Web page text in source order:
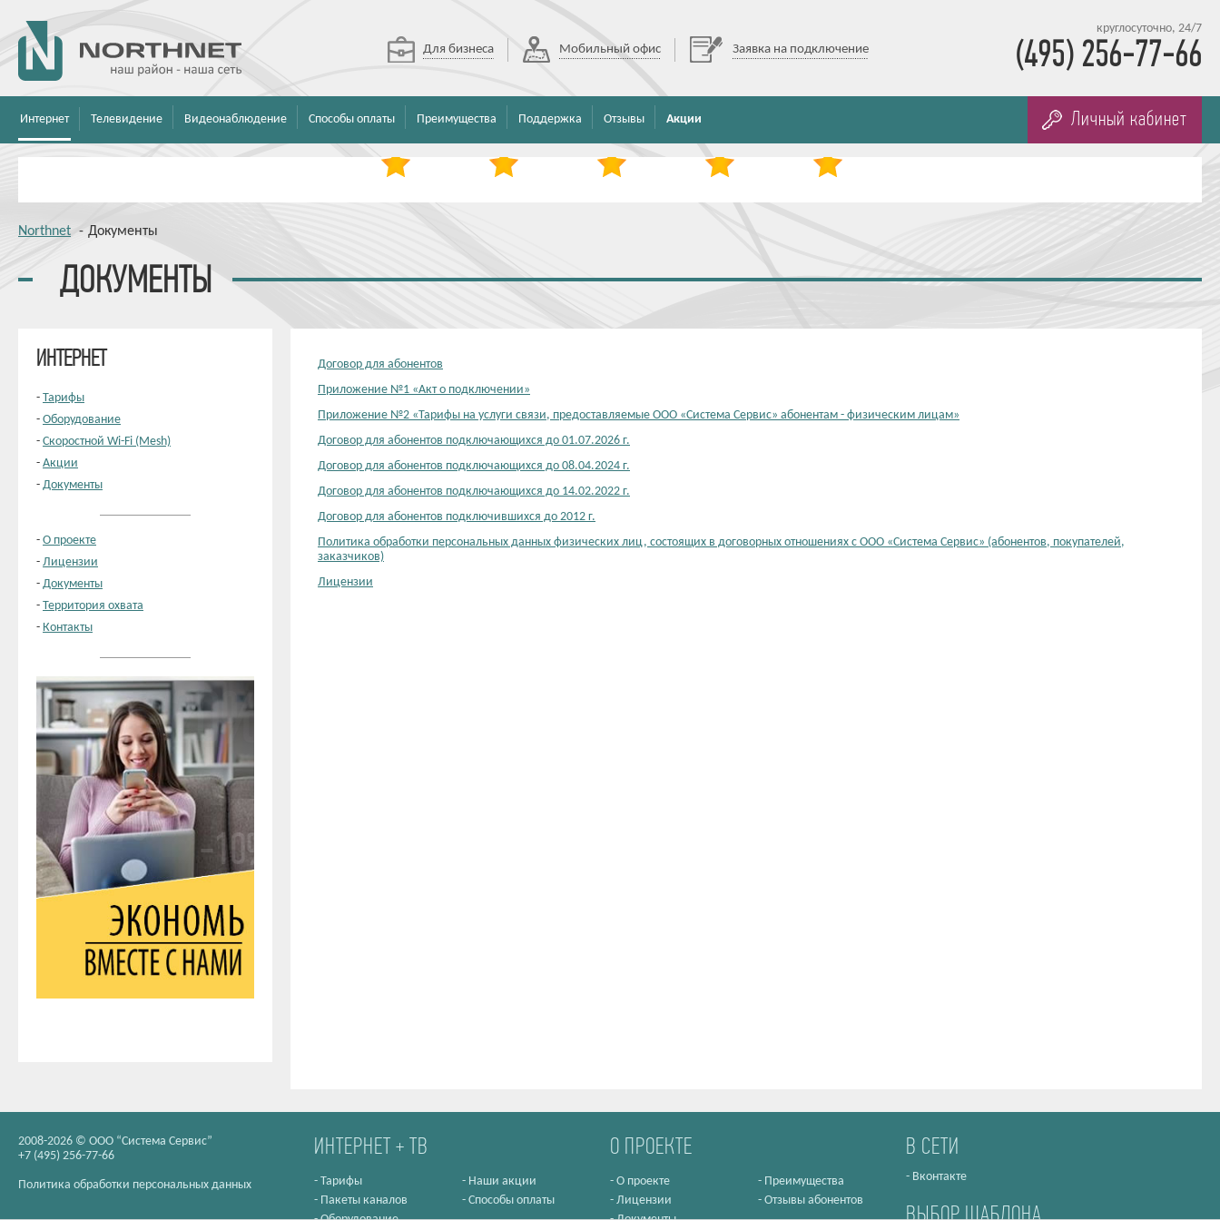
круглосуточно, 24/7
(495) 256-77-66
Для бизнеса Мобильный офис Заявка на подключение
Интернет Телевидение Видеонаблюдение Способы оплаты Преимущества Поддержка Отзывы Акции Личный кабинет
Northnet - Документы
ДОКУМЕНТЫ
ИНТЕРНЕТ
- Тарифы
- Оборудование
- Скоростной Wi-Fi (Mesh)
- Акции
- Документы
- О проекте
- Лицензии
- Документы
- Территория охвата
- Контакты
-10%
-15%
-20%
Договор для абонентов
Приложение №1 «Акт о подключении»
Приложение №2 «Тарифы на услуги связи, предоставляемые ООО «Система Сервис» абонентам - физическим лицам»
Договор для абонентов подключающихся до 01.07.2026 г.
Договор для абонентов подключающихся до 08.04.2024 г.
Договор для абонентов подключающихся до 14.02.2022 г.
Договор для абонентов подключившихся до 2012 г.
Политика обработки персональных данных физических лиц, состоящих в договорных отношениях с ООО «Система Сервис» (абонентов, покупателей,
заказчиков)
Лицензии
2008-2026 © ООО “Система Сервис”
+7 (495) 256-77-66
Политика обработки персональных данных
ИНТЕРНЕТ + ТВ
- Тарифы
- Пакеты каналов
- Наши акции
- Способы оплаты
О ПРОЕКТЕ
- О проекте
- Лицензии
- Преимущества
- Отзывы абонентов
В СЕТИ
- Вконтакте